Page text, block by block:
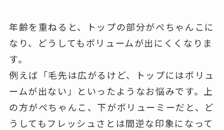
年齢を重ねると、トップの部分がぺちゃんこに
なり、どうしてもボリュームが出にくくなりま
す。
例えば「毛先は広がるけど、トップにはボリュ
ームが出ない」といったようなお悩みです。上
の方がぺちゃんこ、下がボリューミーだと、ど
うしてもフレッシュさとは間逆な印象になって